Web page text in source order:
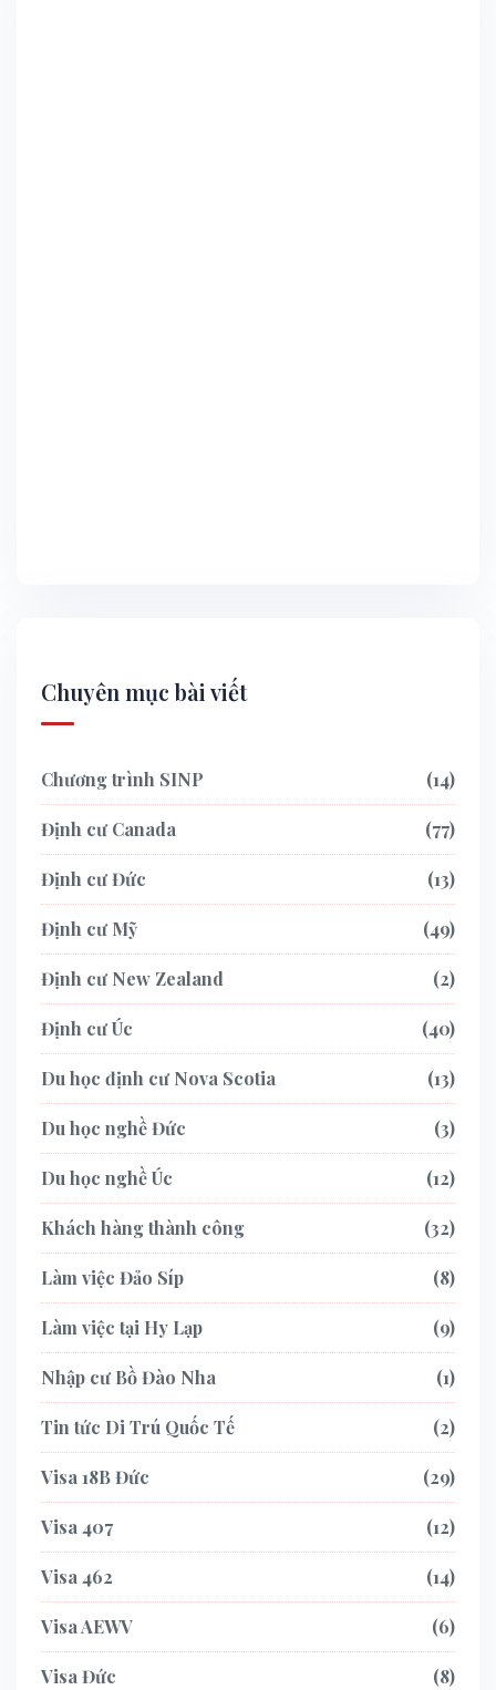
Chuyên mục bài viết
Chương trình SINP 14
Định cư Canada 77
Định cư Đức 13
Định cư Mỹ 49
Định cư New Zealand 2
Định cư Úc 40
Du học định cư Nova Scotia 13
Du học nghề Đức 3
Du học nghề Úc 12
Khách hàng thành công 32
Làm việc Đảo Síp 8
Làm việc tại Hy Lạp 9
Nhập cư Bồ Đào Nha 1
Tin tức Di Trú Quốc Tế 2
Visa 18B Đức 29
Visa 407 12
Visa 462 14
Visa AEWV 6
Visa Đức 8